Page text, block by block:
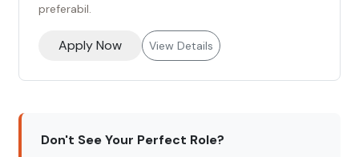
preferabil.
Apply Now View Details
Don't See Your Perfect Role?